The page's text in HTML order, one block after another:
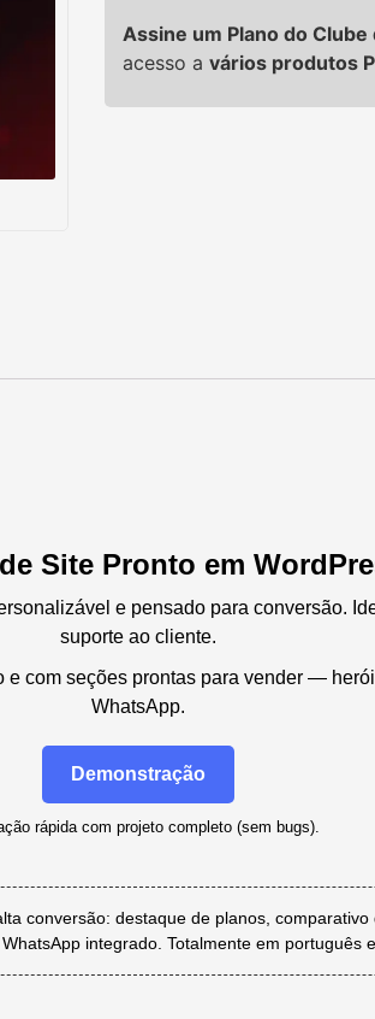
Assine um Plano do
acesso avários produtos
Site Pronto em
e pensado para conversão.
suporte ao cliente.
e com seções prontas para vender —
WhatsApp.
Demonstração
rápida com projeto completo (sem bugs).
conversão: destaque de planos, comparativo
integrado. Totalmente em português